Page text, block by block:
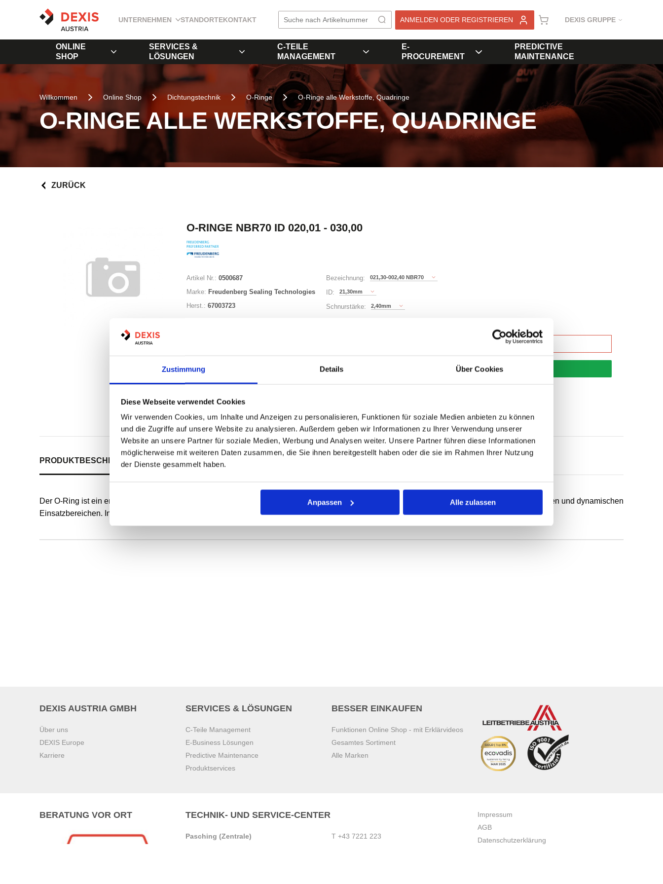
Zustimmung Details Über Cookies
Diese Webseite verwendet Cookies
Wir verwenden Cookies, um Inhalte und Anzeigen zu personalisieren, Funktionen für soziale Medien anbieten zu können
und die Zugriffe auf unsere Website zu analysieren. Außerdem geben wir Informationen zu Ihrer Verwendung unserer
Website an unsere Partner für soziale Medien, Werbung und Analysen weiter. Unsere Partner führen diese Informationen
möglicherweise mit weiteren Daten zusammen, die Sie ihnen bereitgestellt haben oder die sie im Rahmen Ihrer Nutzung
der Dienste gesammelt haben.
Anpassen Alle zulassen
UNTERNEHMEN STANDORTEKONTAKT ANMELDEN ODER REGISTRIEREN DEXIS GRUPPE
ONLINE
SHOP
SERVICES &
LÖSUNGEN
C-TEILE
MANAGEMENT
E-
PROCUREMENT
PREDICTIVE
MAINTENANCE
Willkommen Online Shop Dichtungstechnik O-Ringe O-Ringe alle Werkstoffe, Quadringe
O-RINGE ALLE WERKSTOFFE, QUADRINGE
ZURÜCK
O-RINGE NBR70 ID 020,01 - 030,00
Artikel Nr.: 0500687
Marke: Freudenberg Sealing Technologies
Herst.: 67003723
Bezeichnung: 021,30-002,40 NBR70
ID: 21,30mm
Schnurstärke: 2,40mm
Lager anzeigen
Print
PRODUKTBESCHREIBUNG ALLE SPEZIFIKATIONEN
Der O-Ring ist ein endlos formvulkanisierter, runder Dichtring mit kreisförmigem Querschnitt für die unterschiedlichsten Anwendungsfälle in statischen und dynamischen
Einsatzbereichen. Innendurchmesser und Schnurstärke definieren die Abmessungen.
DEXIS AUSTRIA GMBH
Über uns
DEXIS Europe
Karriere
SERVICES & LÖSUNGEN
C-Teile Management
E-Business Lösungen
Predictive Maintenance
Produktservices
BESSER EINKAUFEN
Funktionen Online Shop - mit Erklärvideos
Gesamtes Sortiment
Alle Marken
BERATUNG VOR ORT TECHNIK- UND SERVICE-CENTER
Pasching (Zentrale)
T +43 7221 223
Impressum
AGB
Datenschutzerklärung